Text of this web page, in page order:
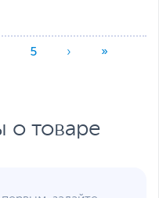
5 › »
о товаре